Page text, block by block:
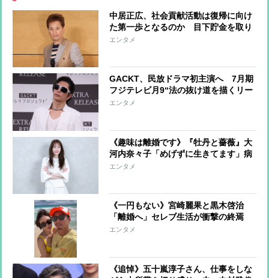
中居正広、社会貢献活動は復帰に向け
た第一歩となるのか 目下貯金を取り
崩しながら被災地支援を継続
エンタメ
GACKT、民放ドラマ初主演へ 7月期
フジテレビ月9“法の抜け道を描くリー
ガルドラマ”の主演オファーを快諾
エンタメ
《趣味は離婚です》『牡丹と薔薇』大
河内奈々子「めげずに生きてます」病
気や離婚を乗り越えて
エンタメ
《一円もない》宮崎麗果と黒木啓治
「離婚へ」セレブ生活が衝撃の終焉
「彼は九州に帰っています」知人らが
エンタメ
《追悼》五十嵐淳子さん、仕事をしな